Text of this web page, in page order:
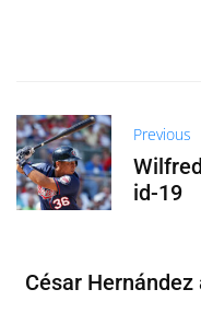
Previous
id-19
César